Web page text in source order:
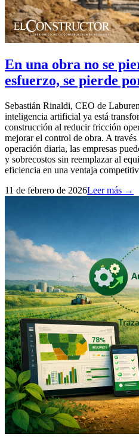
En una obra no se
esfuerzo, se pierde
Sebastián Rinaldi, CEO de
inteligencia artificial ya está
construcción al reducir fricción
mejorar el control de obra. A
operación diaria, las empresas
y sobrecostos sin reemplazar al
eficiencia en una ventaja
11 de febrero de 2026Leer más →